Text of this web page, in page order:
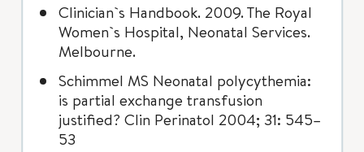
Clinician`s Handbook. 2009. The Royal
Women`s Hospital, Neonatal Services.
Melbourne.
Schimmel MS Neonatal polycythemia:
is partial exchange transfusion
justified? Clin Perinatol 2004; 31: 545–
53